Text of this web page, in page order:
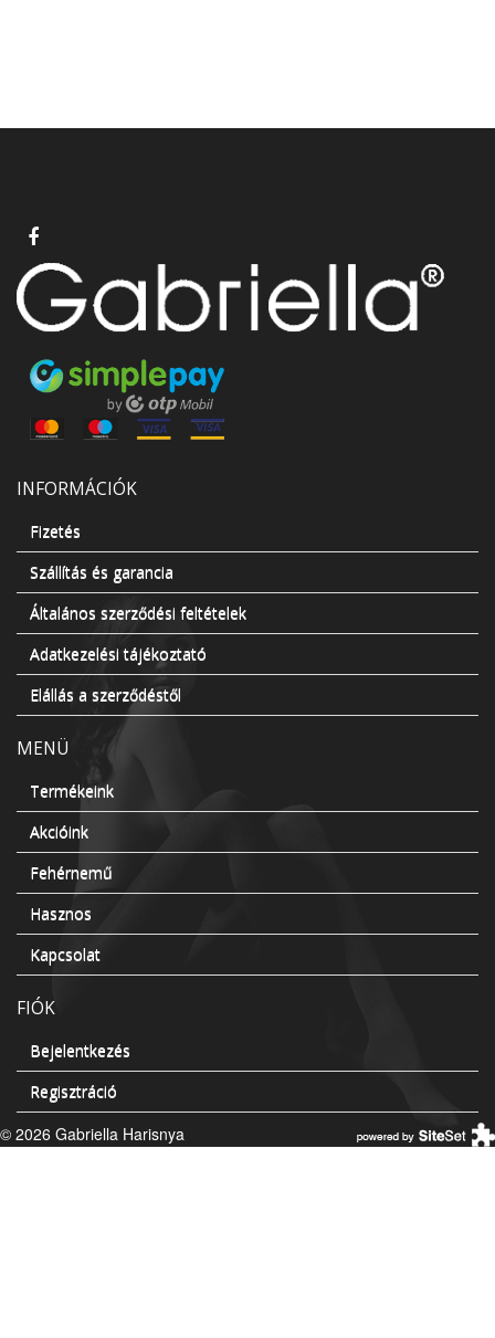
INFORMÁCIÓK
Fizetés
Szállítás és garancia
Általános szerződési feltételek
Adatkezelési tájékoztató
Elállás a szerződéstől
MENÜ
Termékeink
Akcióink
Fehérnemű
Hasznos
Kapcsolat
FIÓK
Bejelentkezés
Regisztráció
© 2026 Gabriella Harisnya